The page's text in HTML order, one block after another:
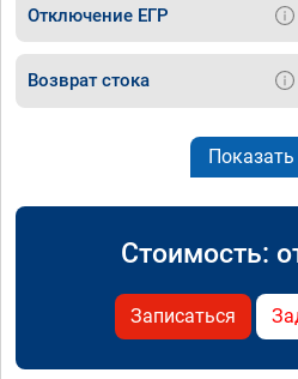
Отключение ЕГР
Возврат стока
Показать
Стоимость:
Записаться